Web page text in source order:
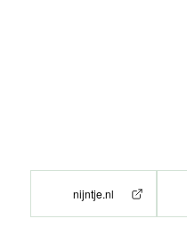
nijntje.nl